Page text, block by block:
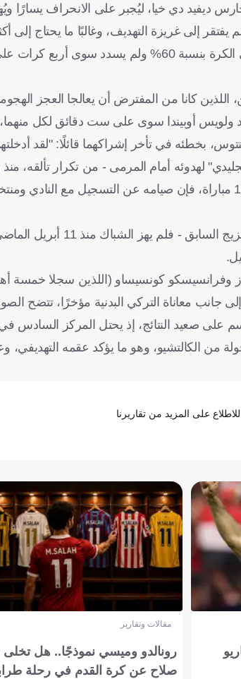
ديفيد دي خيا، ليُجبر على الانحراف
إلى غريزة التهديف، وغالبًا ما يحتاج
- تصبح هذه أولى المشاكل".
اللذين كانا من المفترض أن يعالجا العجز
ولويس أوبيندا سوى على ست دقائق لكل
بخطئه في تأخر إشراكهما قائلًا: "لقد
لهدوئه أمام المرمى - من تكرار
أما البلجيكي لويس
وفرانسيسكو كونسيساو (اللذين سجلا خمسة
جانب معاناة التركي البدنية مؤخرًا، تتضح
سوى 15 هدفًا على مدار 12 جولة من الكالتشيو، وهو ما
مقالات وتقارير
رونالدو وميسي نموذجًا.. هل
صلاح عن كرة القدم في رحلة